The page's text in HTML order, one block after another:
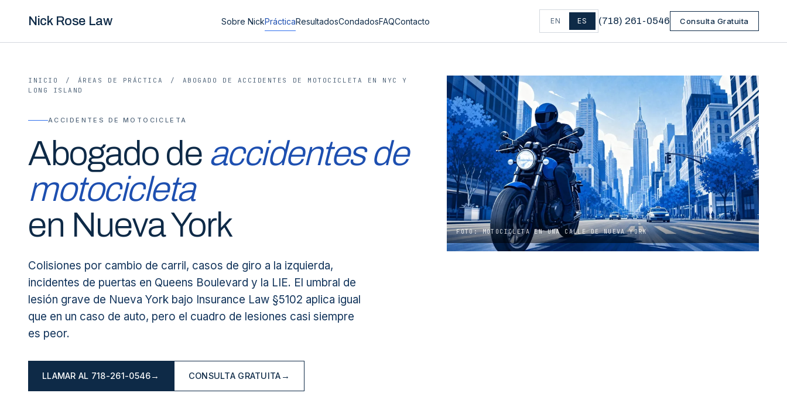
Nick Rose Law Sobre NickPrácticaResultadosCondadosFAQContacto EN ES (718) 261-0546 Consulta Gratuita
INICIO / ÁREAS DE PRÁCTICA /
ABOGADO DE ACCIDENTES DE MOTOCICLETA EN NYC Y
LONG ISLAND
ACCIDENTES DE MOTOCICLETA
Abogado de accidentes de
motocicleta
en Nueva York
Colisiones por cambio de carril, casos de giro a la izquierda,
incidentes de puertas en Queens Boulevard y la LIE. El umbral de
lesión grave de Nueva York bajo Insurance Law §5102 aplica igual
que en un caso de auto, pero el cuadro de lesiones casi siempre
es peor.
LLAMAR AL 718-261-0546→ CONSULTA GRATUITA →
FOTO: MOTOCICLETA EN UNA CALLE DE NUEVA YORK